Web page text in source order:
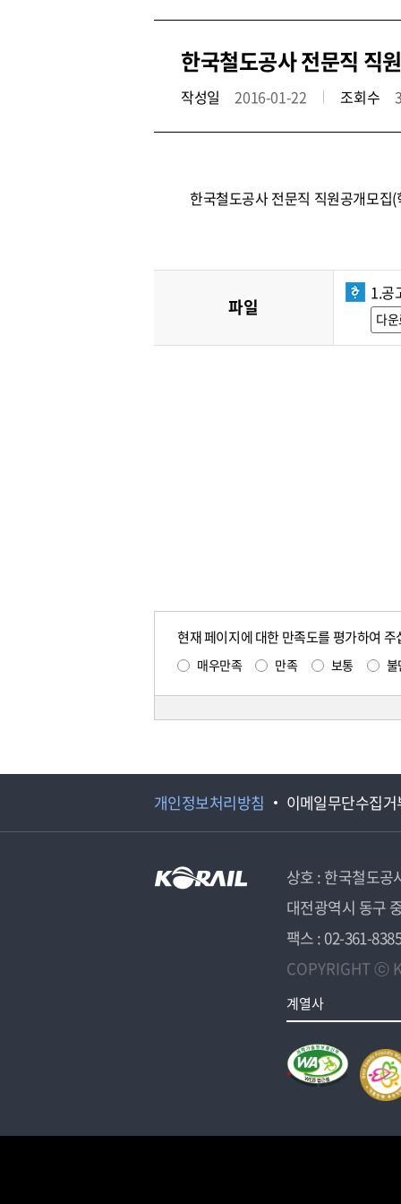
한국철도공사 전문직 직
작성일 2016-01-22 조회수
한국철도공사 전문직 직원공개모집
파일
1.공
다
현재 페이지에 대한 만족도를 평가하여 주
매우만족 만족 보통 불
개인정보처리방침 이메일무단수집거
상호 : 한국철도공
대전광역시 동구
팩스 : 02-361-
COPYRIGHT ⓒ
계열사